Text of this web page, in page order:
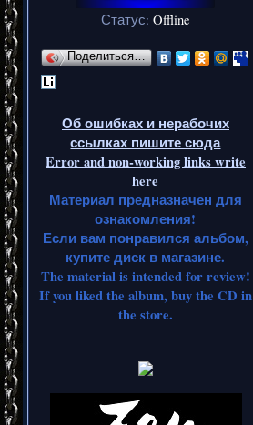
Статус: Offline
Поделиться…
Об ошибках и нерабочих
ссылках пишите сюда
Error and non-working links write
here
Материал предназначен для
ознакомления!
Если вам понравился альбом,
купите диск в магазине.
The material is intended for review!
If you liked the album, buy the CD in
the store.